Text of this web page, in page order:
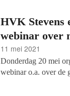
doden in deze
virus.
HVK Stevens
webinar over
11 mei 2021
Donderdag 20 mei
webinar o.a. over de